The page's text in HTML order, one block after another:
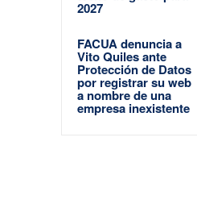
2027
FACUA denuncia a
Vito Quiles ante
Protección de Datos
por registrar su web
a nombre de una
empresa inexistente